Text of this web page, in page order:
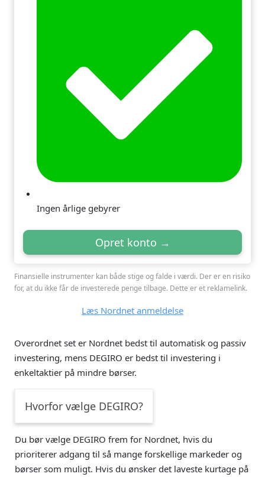
Ingen årlige gebyrer
Opret konto →
Finansielle instrumenter kan både stige og falde i værdi. Der er en risiko
for, at du ikke får de investerede penge tilbage. Dette er et reklamelink.
Læs Nordnet anmeldelse
Overordnet set er Nordnet bedst til automatisk og passiv
investering, mens DEGIRO er bedst til investering i
enkeltaktier på mindre børser.
Hvorfor vælge DEGIRO?
Du bør vælge DEGIRO frem for Nordnet, hvis du
prioriterer adgang til så mange forskellige markeder og
børser som muligt. Hvis du ønsker det laveste kurtage på